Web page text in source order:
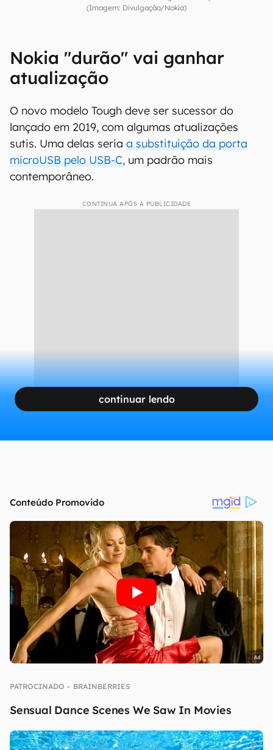
(Imagem: Divulgação/Nokia)
Nokia "durão" vai ganhar
atualização
O novo modelo Tough deve ser sucessor do
lançado em 2019, com algumas atualizações
sutis. Uma delas seria a substituição da porta
microUSB pelo USB-C, um padrão mais
contemporâneo.
CONTINUA APÓS A PUBLICIDADE
continuar lendo